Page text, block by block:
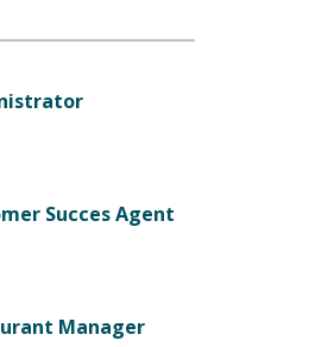
Succes Agent
Manager